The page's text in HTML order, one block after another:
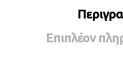
Επιπλέον